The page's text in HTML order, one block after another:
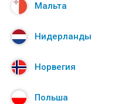
Мальта
Нидерланды
Норвегия
Польша